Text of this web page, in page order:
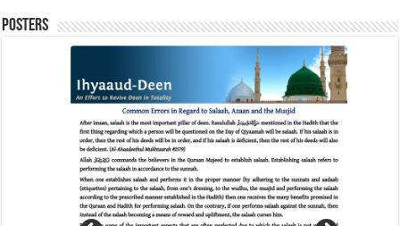
Posters